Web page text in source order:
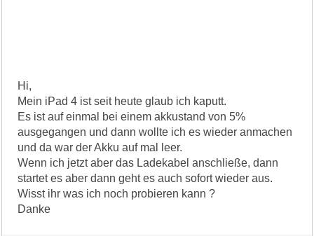
Hi,
Mein iPad 4 ist seit heute glaub ich kaputt.
Es ist auf einmal bei einem akkustand von 5%
ausgegangen und dann wollte ich es wieder anmachen
und da war der Akku auf mal leer.
Wenn ich jetzt aber das Ladekabel anschließe, dann
startet es aber dann geht es auch sofort wieder aus.
Wisst ihr was ich noch probieren kann ?
Danke